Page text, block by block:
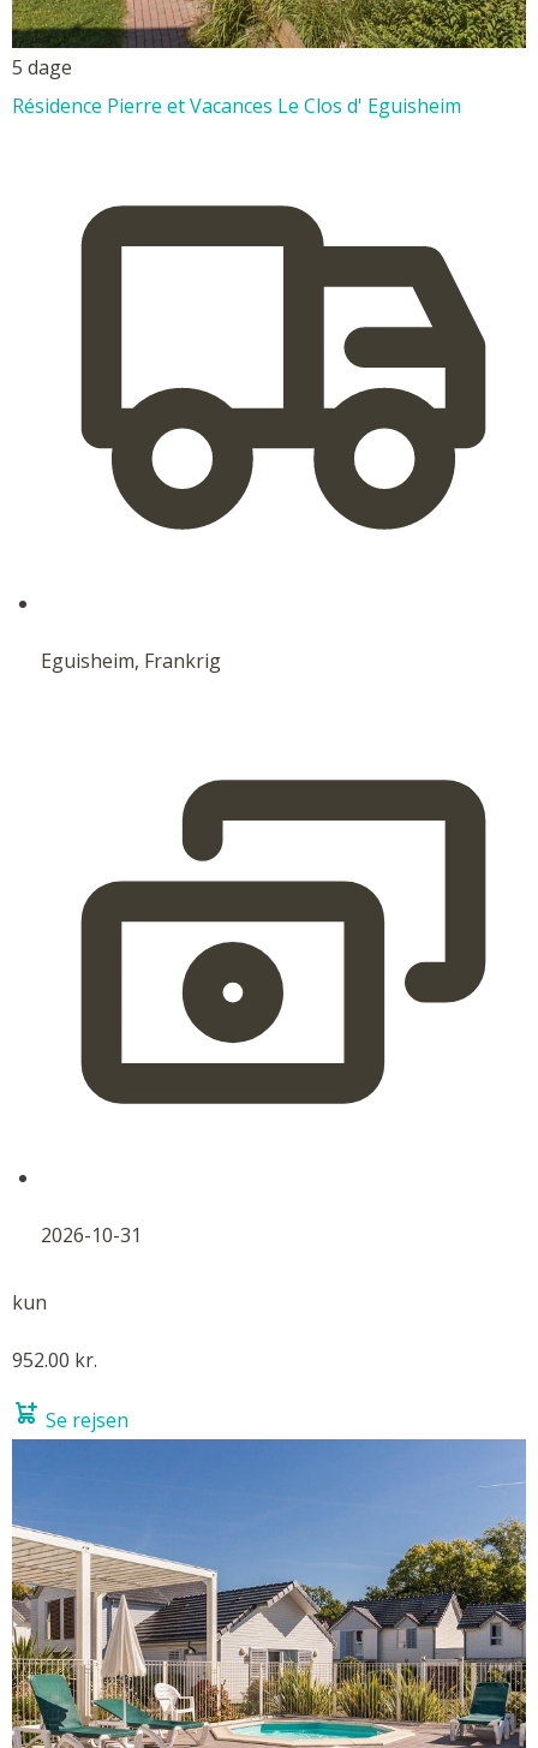
5 dage
Résidence Pierre et Vacances Le Clos d' Eguisheim
Eguisheim, Frankrig
2026-10-31
kun
952.00 kr.
Se rejsen